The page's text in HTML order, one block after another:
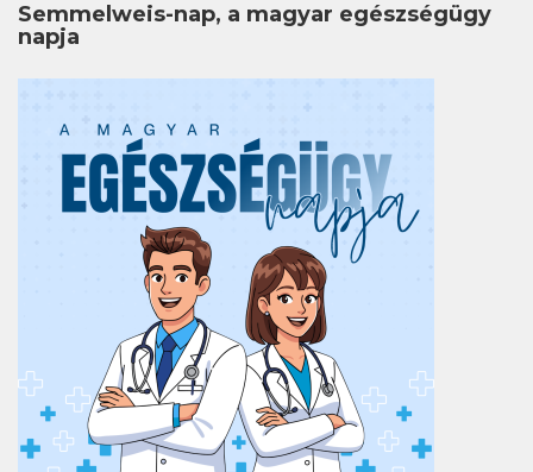
Semmelweis-nap, a magyar egészségügy
napja